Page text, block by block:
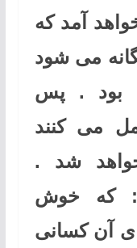
آمد که
می شود
بود . پس
می کنند
شد .
که خوش
آن کسانی